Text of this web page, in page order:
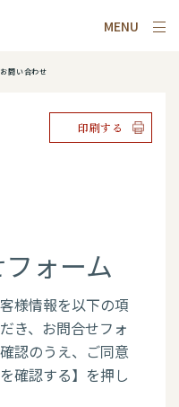
MENU
お問い合わせ
印刷する